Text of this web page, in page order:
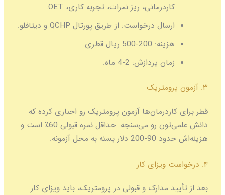
کاردرمانی، ریز نمرات، تجربه کاری، OET.
ارسال درخواست: از طریق پورتال QCHP و دیتافلو.
هزینه:
زمان پردازش:
۳. آزمون پرومتریک
قطر برای کاردرمان‌ها آزمون پرومتریک رو اجباری کرده که
دانش علمی‌تون رو می‌سنجه. حداقل نمره قبولی 60٪ است و
هزینه‌اش حدود 90-200 دلار بسته به محل آزمونه.
۴. درخواست ویزای کار
بعد از تأیید مدارک و قبولی در پرومتریک، باید ویزای کار